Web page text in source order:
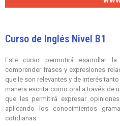
Curso de Inglés Nivel B1
Este curso permotirá esarrollar
comprender frases y expresiones
que le son relevantes y de interés
manera escrita como oral a través de
que les permitirá expresar
aplicando los conocimientos
cotidianas.